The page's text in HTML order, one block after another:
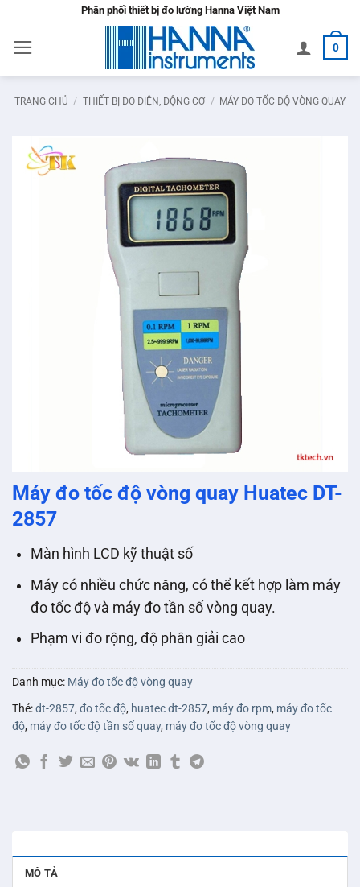
nội
dung
Phân phối thiết bị đo lường Hanna Việt Nam
0
TRANG CHỦ / THIẾT BỊ ĐO ĐIỆN, ĐỘNG CƠ / MÁY ĐO TỐC ĐỘ VÒNG QUAY
Máy đo tốc độ vòng quay Huatec DT-
2857
Màn hình LCD kỹ thuật số
Máy có nhiều chức năng, có thể kết hợp làm máy
đo tốc độ và máy đo tần số vòng quay.
Phạm vi đo rộng, độ phân giải cao
Danh mục: Máy đo tốc độ vòng quay
Thẻ:dt-2857,đo tốc độ, huatec dt-2857, máy đo rpm, máy đo tốc
độ, máy đo tốc độ tần số quay, máy đo tốc độ vòng quay
MÔ TẢ